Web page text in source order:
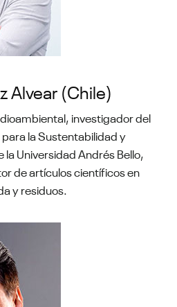
Alvear (Chile)
investigador del
la Sustentabilidad y
Universidad Andrés Bello,
de artículos científicos en
y residuos.